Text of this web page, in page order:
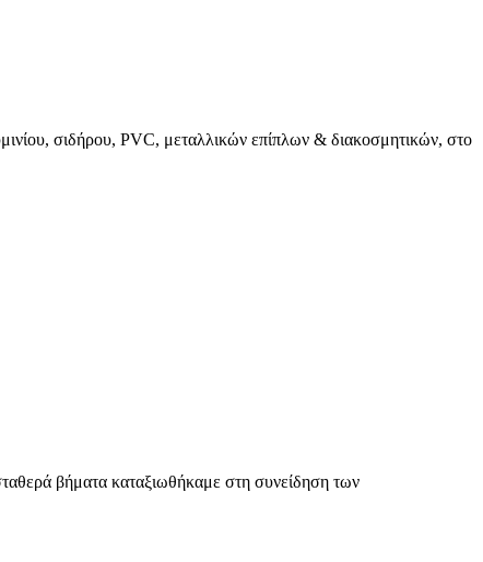
σιδήρου, PVC, μεταλλικών επίπλων & διακοσμητικών, στο
βήματα καταξιωθήκαμε στη συνείδηση των